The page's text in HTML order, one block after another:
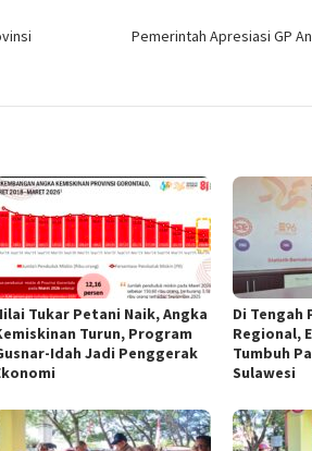
Pemerintah Apresiasi GP
Tukar Petani Naik, Angka
Turun, Program
Idah Jadi Penggerak
Di Tengah
Regional,
Tumbuh
Sulawesi